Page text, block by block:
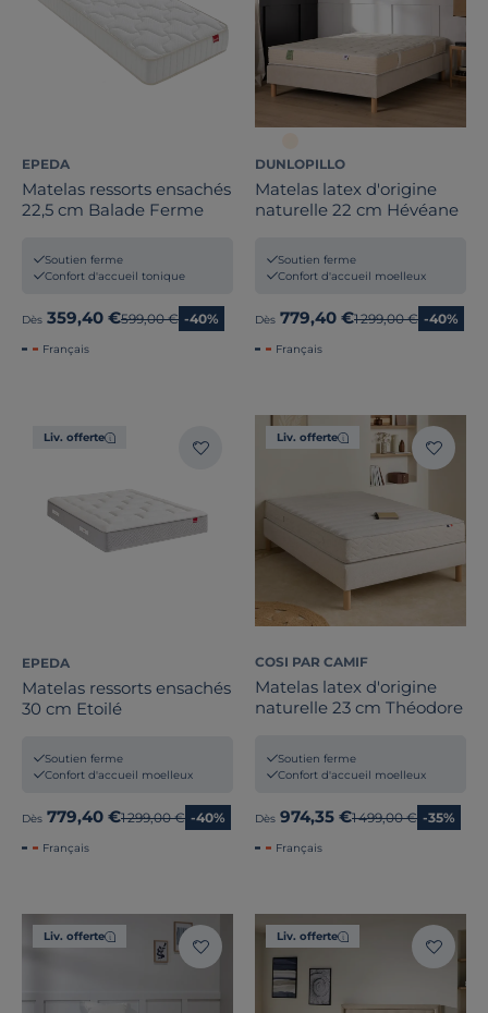
EPEDA
Matelas ressorts ensachés
22,5 cm Balade Ferme
Soutien ferme
Confort d'accueil tonique
Dès 359,40 €Ancien prix
599,00 € -40%
Français
DUNLOPILLO
Matelas latex d'origine
naturelle 22 cm Hévéane
Soutien ferme
Confort d'accueil moelleux
Dès 779,40 €Ancien prix
1 299,00 € -40%
Français
Liv. offerte
EPEDA
Matelas ressorts ensachés
30 cm Etoilé
Soutien ferme
Confort d'accueil moelleux
Dès 779,40 €Ancien prix
1 299,00 € -40%
Français
Liv. offerte
COSI PAR CAMIF
Matelas latex d'origine
naturelle 23 cm Théodore
Soutien ferme
Confort d'accueil moelleux
Dès 974,35 €Ancien prix
1 499,00 € -35%
Français
Liv. offerte Liv. offerte